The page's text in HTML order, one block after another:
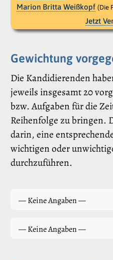
Marion Britta Weißkopf (Die
Jetzt
Gewichtung
Die Kandidierenden
jeweils insgesamt 20
bzw. Aufgaben für die
Reihenfolge zu bringen.
darin, eine
wichtigen oder
durchzuführen.
— Keine Angaben —
— Keine Angaben —